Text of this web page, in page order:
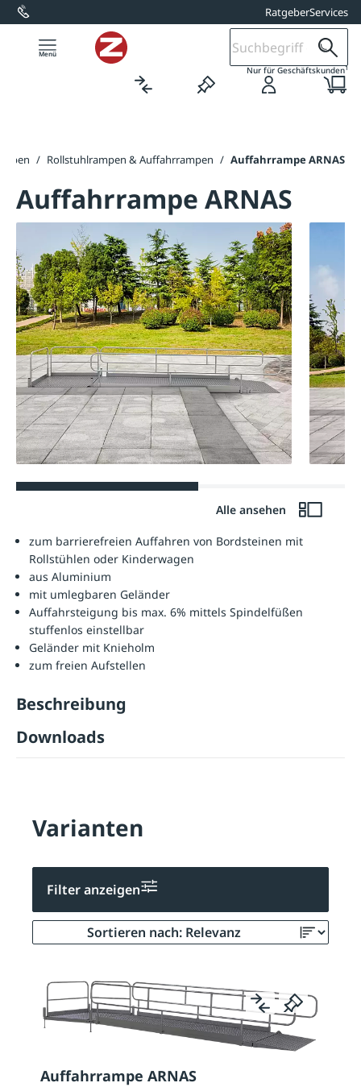
springen RatgeberServices
Nur für Geschäftskunden1
/ Rollstuhlrampen & Auffahrrampen / Auffahrrampe ARNAS
Auffahrrampe ARNAS
Alle ansehen
zum barrierefreien Auffahren von Bordsteinen mit
Rollstühlen oder Kinderwagen
aus Aluminium
mit umlegbaren Geländer
Auffahrsteigung bis max. 6% mittels Spindelfüßen
stuffenlos einstellbar
Geländer mit Knieholm
zum freien Aufstellen
Beschreibung
Downloads
Varianten
Filter anzeigen
Auffahrrampe ARNAS